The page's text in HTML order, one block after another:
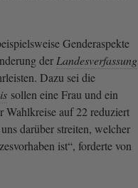
Genderaspekte
der Landesverfassung
Dazu sei die
sollen eine Frau und ein
auf 22 reduziert
darüber streiten, welcher
ist“, forderte von